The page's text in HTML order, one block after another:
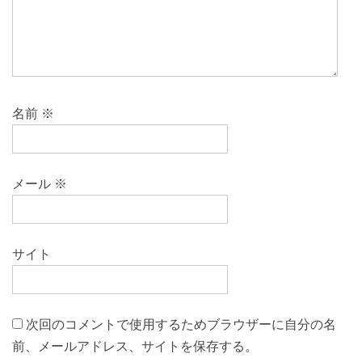
名前 ※
メール ※
サイト
次回のコメントで使用するためブラウザーに自分の名
前、メールアドレス、サイトを保存する。